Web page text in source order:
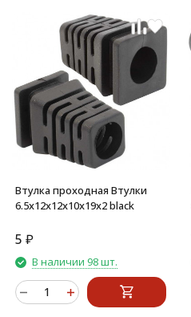
Втулка проходная Втулки
6.5х12х12х10х19х2 black
5 ₽
В наличии 98 шт.